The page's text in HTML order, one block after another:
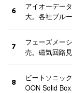
6
アイオーデー
大。各社ブル
7
フェーズメー
売。磁気回路
8
ビートソニッ
OON Solid